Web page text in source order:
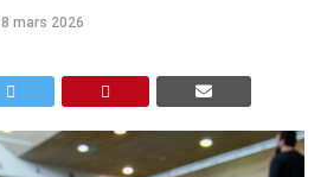
8 mars 2026